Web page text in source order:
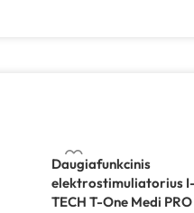
Daugiafunkcinis
elektrostimuliatorius I-
TECH T-One Medi PRO